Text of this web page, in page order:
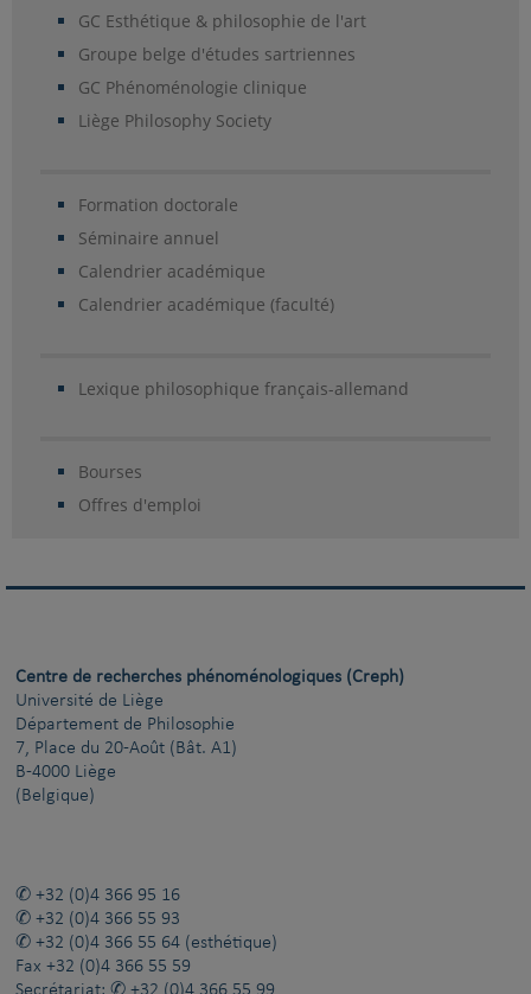
GC Esthétique & philosophie de l'art
Groupe belge d'études sartriennes
GC Phénoménologie clinique
Liège Philosophy Society
Formation doctorale
Séminaire annuel
Calendrier académique
Calendrier académique (faculté)
Lexique philosophique français-allemand
Bourses
Offres d'emploi
Centre de recherches phénoménologiques (Creph)
Université de Liège
Département de Philosophie
7, Place du 20-Août (Bât. A1)
B-4000 Liège
(Belgique)
+32 (0)4 366 95 16
+32 (0)4 366 55 93
+32 (0)4 366 55 64 (esthétique)
Fax +32 (0)4 366 55 59